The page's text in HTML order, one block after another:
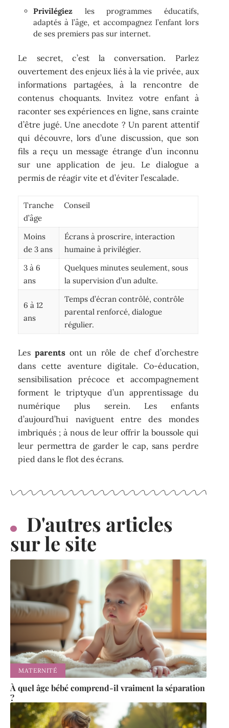
Privilégiez les programmes éducatifs,
adaptés à l’âge, et accompagnez l’enfant lors
de ses premiers pas sur internet.
Le secret, c’est la conversation. Parlez
ouvertement des enjeux liés à la vie privée, aux
informations partagées, à la rencontre de
contenus choquants. Invitez votre enfant à
raconter ses expériences en ligne, sans crainte
d’être jugé. Une anecdote ? Un parent attentif
qui découvre, lors d’une discussion, que son
fils a reçu un message étrange d’un inconnu
sur une application de jeu. Le dialogue a
permis de réagir vite et d’éviter l’escalade.
Tranche
d’âge
Conseil
Moins
de 3 ans
Écrans à proscrire, interaction
humaine à privilégier.
3 à 6
ans
Quelques minutes seulement, sous
la supervision d’un adulte.
6 à 12
ans
Temps d’écran contrôlé, contrôle
parental renforcé, dialogue
régulier.
Lesparents ont un rôle de chef d’orchestre
dans cette aventure digitale. Co-éducation,
sensibilisation précoce et accompagnement
forment le triptyque d’un apprentissage du
numérique plus serein. Les enfants
d’aujourd’hui naviguent entre des mondes
imbriqués ; à nous de leur offrir la boussole qui
leur permettra de garder le cap, sans perdre
pied dans le flot des écrans.
D'autres articles
sur le site
MATERNITÉ
À quel âge bébé comprend-il vraiment la séparation
?